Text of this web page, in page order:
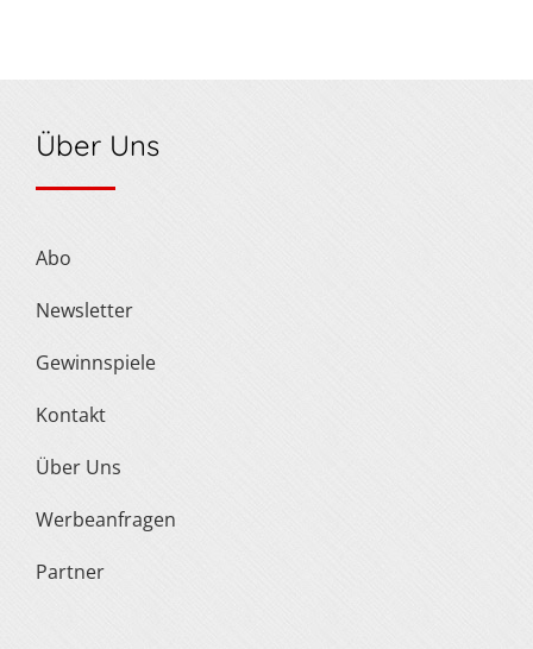
Über Uns
Abo
Newsletter
Gewinnspiele
Kontakt
Über Uns
Werbeanfragen
Partner